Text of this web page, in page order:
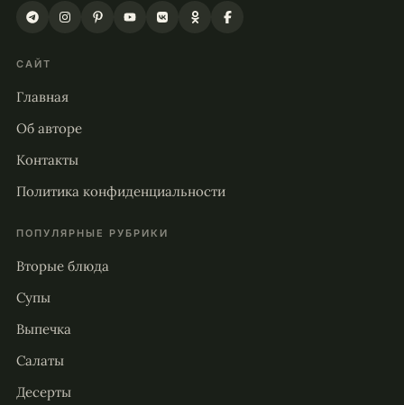
САЙТ
Главная
Об авторе
Контакты
Политика конфиденциальности
ПОПУЛЯРНЫЕ РУБРИКИ
Вторые блюда
Супы
Выпечка
Салаты
Десерты